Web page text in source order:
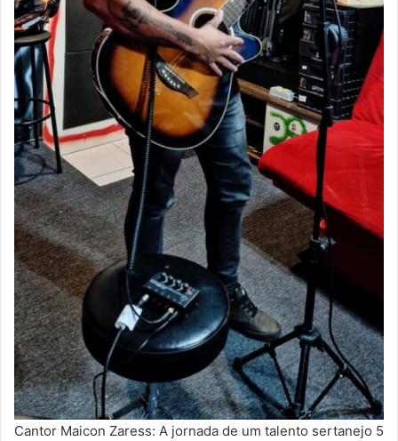
Cantor Maicon Zaress: A jornada de um talento sertanejo 5